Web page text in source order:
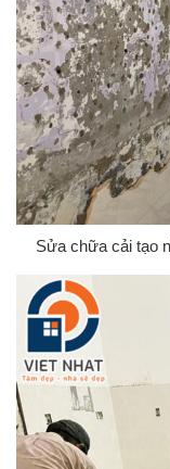
Sửa chữa cải tạo